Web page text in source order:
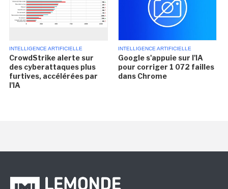
INTELLIGENCE ARTIFICIELLE
CrowdStrike alerte sur
des cyberattaques plus
furtives, accélérées par
l'IA
INTELLIGENCE ARTIFICIELLE
Google s'appuie sur l'IA
pour corriger 1 072 failles
dans Chrome